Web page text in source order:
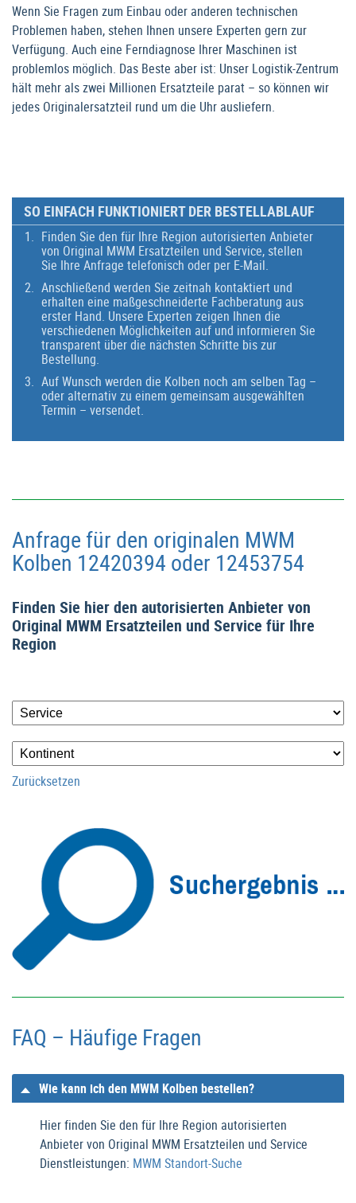
Wenn Sie Fragen zum Einbau oder anderen technischen
Problemen haben, stehen Ihnen unsere Experten gern zur
Verfügung. Auch eine Ferndiagnose Ihrer Maschinen ist
problemlos möglich. Das Beste aber ist: Unser Logistik-Zentrum
hält mehr als zwei Millionen Ersatzteile parat – so können wir
jedes Originalersatzteil rund um die Uhr ausliefern.
SO EINFACH FUNKTIONIERT DER BESTELLABLAUF
Finden Sie den für Ihre Region autorisierten Anbieter
von Original MWM Ersatzteilen und Service, stellen
Sie Ihre Anfrage telefonisch oder per E-Mail.
Anschließend werden Sie zeitnah kontaktiert und
erhalten eine maßgeschneiderte Fachberatung aus
erster Hand. Unsere Experten zeigen Ihnen die
verschiedenen Möglichkeiten auf und informieren Sie
transparent über die nächsten Schritte bis zur
Bestellung.
Auf Wunsch werden die Kolben noch am selben Tag –
oder alternativ zu einem gemeinsam ausgewählten
Termin – versendet.
Anfrage für den originalen MWM
Kolben 12420394 oder 12453754
Finden Sie hier den autorisierten Anbieter von
Original MWM Ersatzteilen und Service für Ihre
Region
Zurücksetzen
FAQ – Häufige Fragen
Wie kann ich den MWM Kolben bestellen?
Hier finden Sie den für Ihre Region autorisierten
Anbieter von Original MWM Ersatzteilen und Service
Dienstleistungen: MWM Standort-Suche